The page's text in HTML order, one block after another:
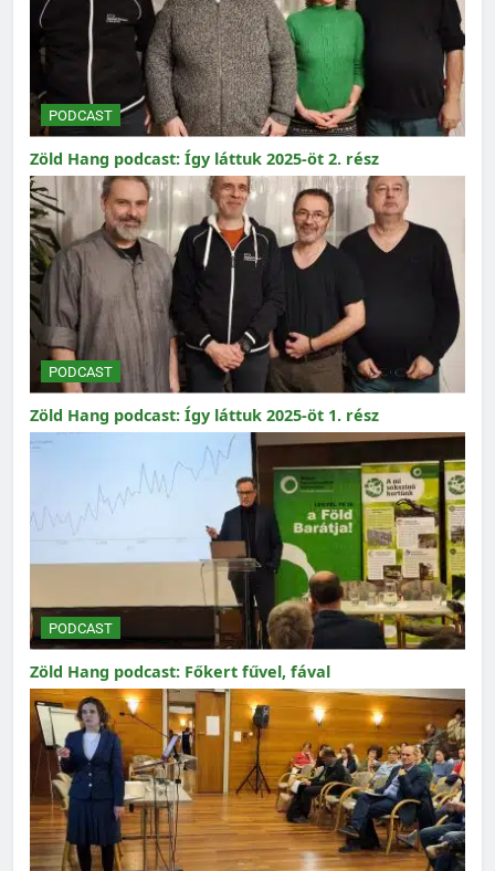
PODCAST
Zöld Hang podcast: Így láttuk 2025-öt 2. rész
PODCAST
Zöld Hang podcast: Így láttuk 2025-öt 1. rész
PODCAST
Zöld Hang podcast: Főkert fűvel, fával